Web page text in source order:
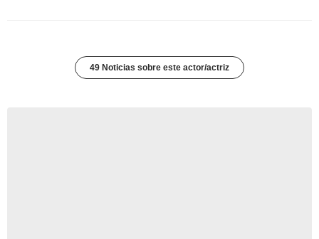
49 Noticias sobre este actor/actriz